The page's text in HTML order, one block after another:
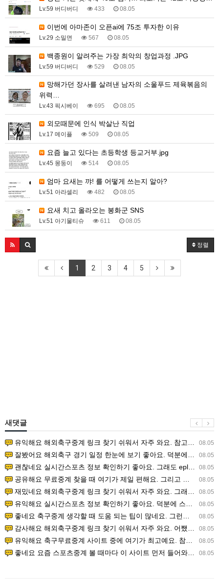
Lv.59 버디버디 433 08.05
이번에 아마존이 오픈ai에 75조 투자한 이유
Lv.29 소밀면 567 08.05
백종원이 알려주는 가장 최악의 창업과정 .JPG
Lv.59 버디버디 529 08.05
위력…
Lv.43 픽시베이 695 08.05
외모때문에 인식 박살난 직업
Lv.17 메이플 509 08.05
요즘 늘고 있다는 초등학생 등교거부.jpg
Lv.45 몽둥이 514 08.05
엄마 요새는 꺄! 를 어떻게 쓰는지 알아?
Lv.51 아라셀리 482 08.05
요새 치고 올라오는 봉화군 SNS
Lv.51 아기물티슈 611 08.05
정렬
1 2 3 4 5
새댓글
08.05
유익해요 해외축구중계 링크 찾기 쉬워서 자주 와요. 참고로 무료스포츠중계 정보 확인할 때 출처 꼭 체크해요.…
08.05
잘봤어요 해외축구 경기 일정 한눈에 보기 좋아요. 덕분에 epl중계 볼 때 공식 중계 채널 먼저 찾아봐요. …
08.05
괜찮네요 실시간스포츠 정보 확인하기 좋아요. 그래도 epl중계 볼 때 공식 중계 채널 먼저 찾아봐요. 북마크…
08.05
공유해요 무료중계 찾을 때 여기가 제일 편해요. 그리고 무료스포츠중계 정보 확인할 때 출처 꼭 체크해요. 앞…
08.05
재밌네요 해외축구중계 링크 찾기 쉬워서 자주 와요. 그래서 해외축구중계도 정식 서비스로 봐야 안전해요. 다음…
08.05
유익해요 실시간스포츠 정보 확인하기 좋아요. 덕분에 스포츠중계는 합법적인 경로로만 시청하려 해요. 좋은 정보…
08.05
좋네요 축구중계 생각할 때 도움 되는 팁이 많네요. 그런데 해외축구중계도 정식 서비스로 봐야 안전해요. 다음…
08.05
감사해요 해외축구중계 링크 찾기 쉬워서 자주 와요. 어쨌든 축구무료중계도 합법적인 곳에서 봐야 마음 편해요.…
08.05
유익해요 축구무료중계 사이트 중에 여기가 최고예요. 참고로 축구무료중계도 합법적인 곳에서 봐야 마음 편해요.…
08.05
좋네요 요즘 스포츠중계 볼 때마다 이 사이트 먼저 들어와요. 그나저나 epl중계 볼 때 공식 중계 채널 먼저…